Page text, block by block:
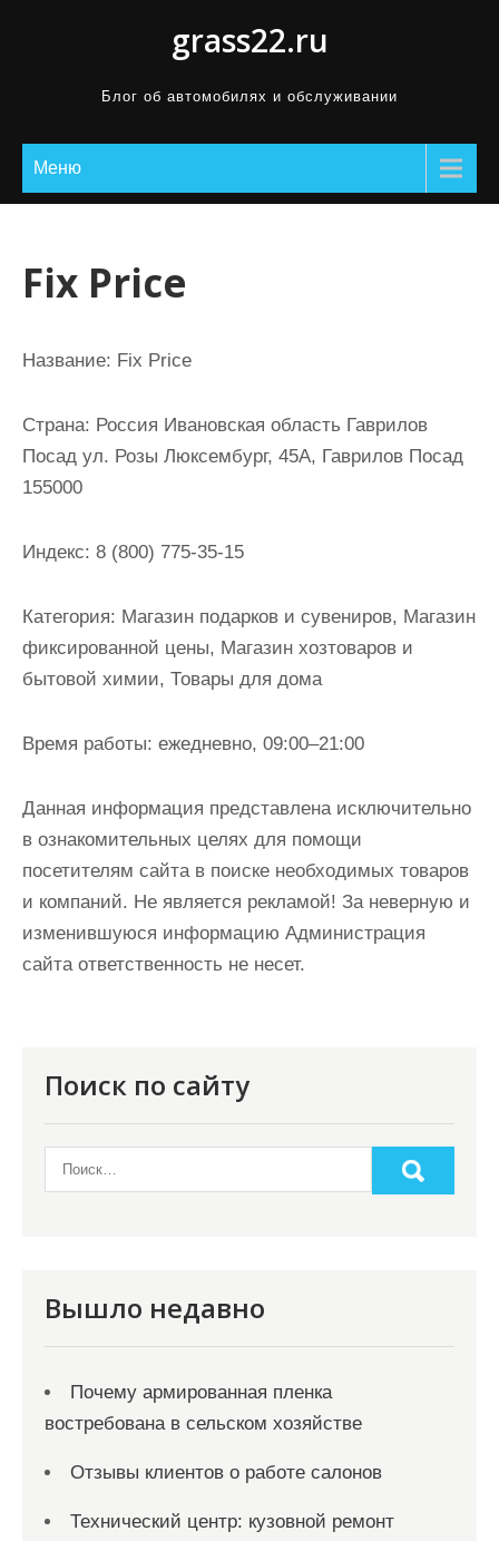
а
grass22.ru
Блог об автомобилях и обслуживании
Меню
Fix Price
Название: Fix Price
Страна: Россия Ивановская область Гаврилов
Посад ул. Розы Люксембург, 45А, Гаврилов Посад
155000
Индекс: 8 (800) 775-35-15
Категория: Магазин подарков и сувениров, Магазин
фиксированной цены, Магазин хозтоваров и
бытовой химии, Товары для дома
Время работы: ежедневно, 09:00–21:00
Данная информация представлена исключительно
в ознакомительных целях для помощи
посетителям сайта в поиске необходимых товаров
и компаний. Не является рекламой! За неверную и
изменившуюся информацию Администрация
сайта ответственность не несет.
Поиск по сайту
Вышло недавно
Почему армированная пленка
востребована в сельском хозяйстве
Отзывы клиентов о работе салонов
Технический центр: кузовной ремонт